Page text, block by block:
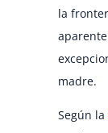
la
madre.
Según la